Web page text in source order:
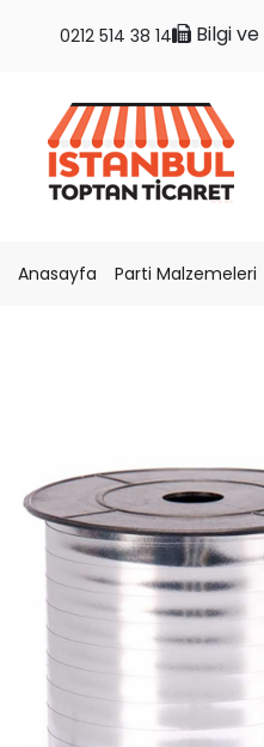
Bilgi
0212 514 38 14
Anasayfa Parti Malzemeleri